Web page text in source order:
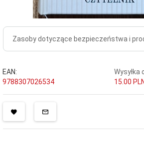
Zasoby dotyczące bezpieczeństwa i
EAN:
9788307026534
Wysyłka
15.00 PLN